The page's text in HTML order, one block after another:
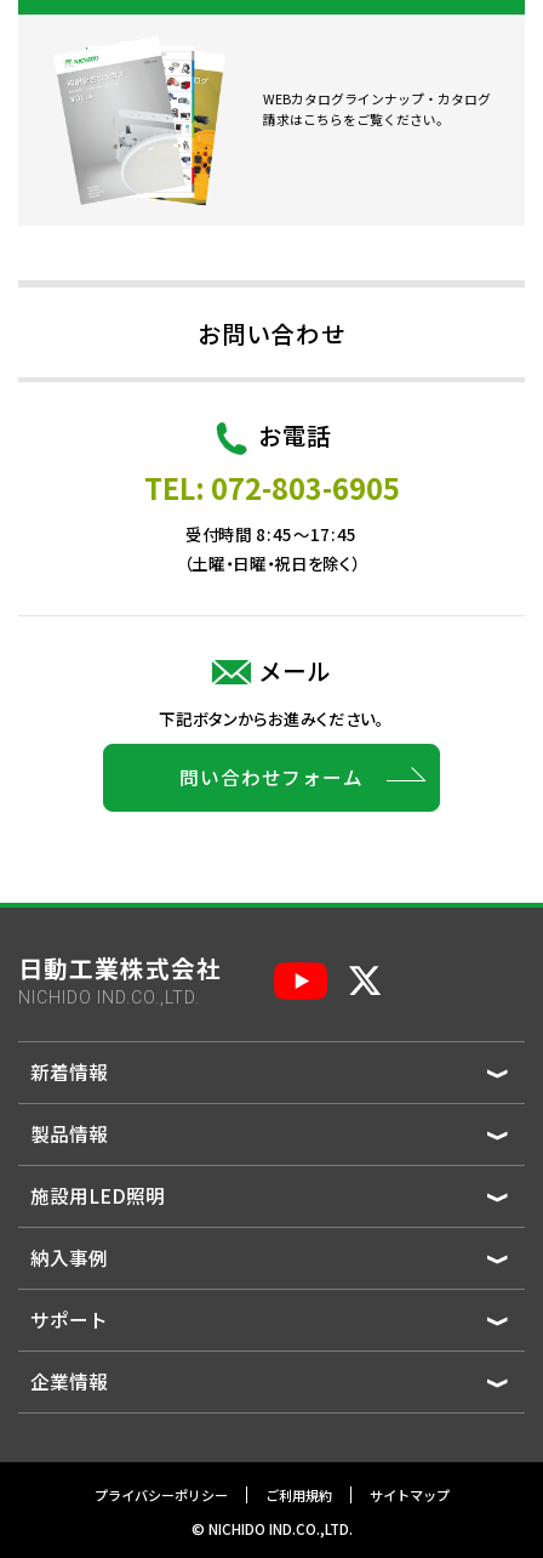
WEBカタログラインナップ・カタログ
請求はこちらをご覧ください。
お問い合わせ
お電話
TEL: 072-803-6905
受付時間 8:45～17:45
（土曜・日曜・祝日を除く）
メール
下記ボタンからお進みください。
問い合わせフォーム
日動工業株式会社
NICHIDO IND.CO.,LTD.
新着情報
製品情報
施設用LED照明
納入事例
サポート
企業情報
プライバシーポリシー ご利用規約 サイトマップ
© NICHIDO IND.CO.,LTD.